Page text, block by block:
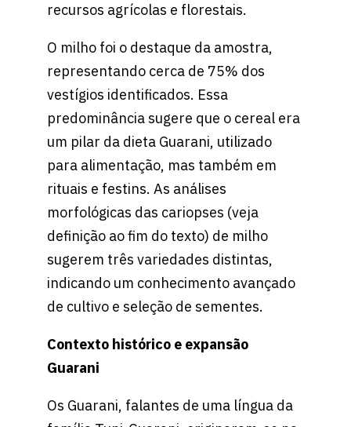
recursos agrícolas e florestais.
O milho foi o destaque da amostra,
representando cerca de 75% dos
vestígios identificados. Essa
predominância sugere que o cereal era
um pilar da dieta Guarani, utilizado
para alimentação, mas também em
rituais e festins. As análises
morfológicas das cariopses (veja
definição ao fim do texto) de milho
sugerem três variedades distintas,
indicando um conhecimento avançado
de cultivo e seleção de sementes.
Contexto histórico e expansão
Guarani
Os Guarani, falantes de uma língua da